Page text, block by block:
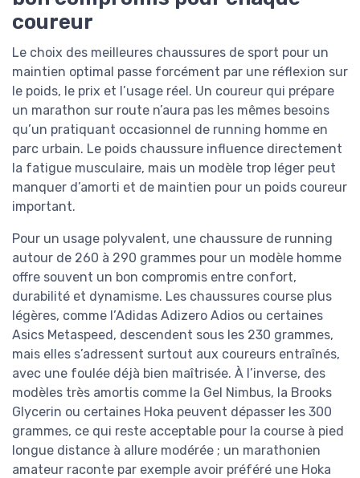
coureur
Le choix des meilleures chaussures de sport pour un
maintien optimal passe forcément par une réflexion sur
le poids, le prix et l’usage réel. Un coureur qui prépare
un marathon sur route n’aura pas les mêmes besoins
qu’un pratiquant occasionnel de running homme en
parc urbain. Le poids chaussure influence directement
la fatigue musculaire, mais un modèle trop léger peut
manquer d’amorti et de maintien pour un poids coureur
important.
Pour un usage polyvalent, une chaussure de running
autour de 260 à 290 grammes pour un modèle homme
offre souvent un bon compromis entre confort,
durabilité et dynamisme. Les chaussures course plus
légères, comme l’Adidas Adizero Adios ou certaines
Asics Metaspeed, descendent sous les 230 grammes,
mais elles s’adressent surtout aux coureurs entraînés,
avec une foulée déjà bien maîtrisée. À l’inverse, des
modèles très amortis comme la Gel Nimbus, la Brooks
Glycerin ou certaines Hoka peuvent dépasser les 300
grammes, ce qui reste acceptable pour la course à pied
longue distance à allure modérée ; un marathonien
amateur raconte par exemple avoir préféré une Hoka